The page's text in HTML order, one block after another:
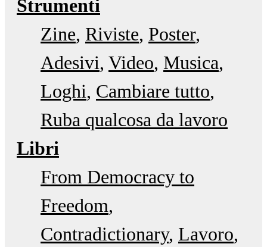
Strumenti
Zine Riviste Poster
Adesivi Video Musica
Loghi Cambiare tutto
Ruba qualcosa da lavoro
Libri
From Democracy to
Freedom
Contradictionary Lavoro